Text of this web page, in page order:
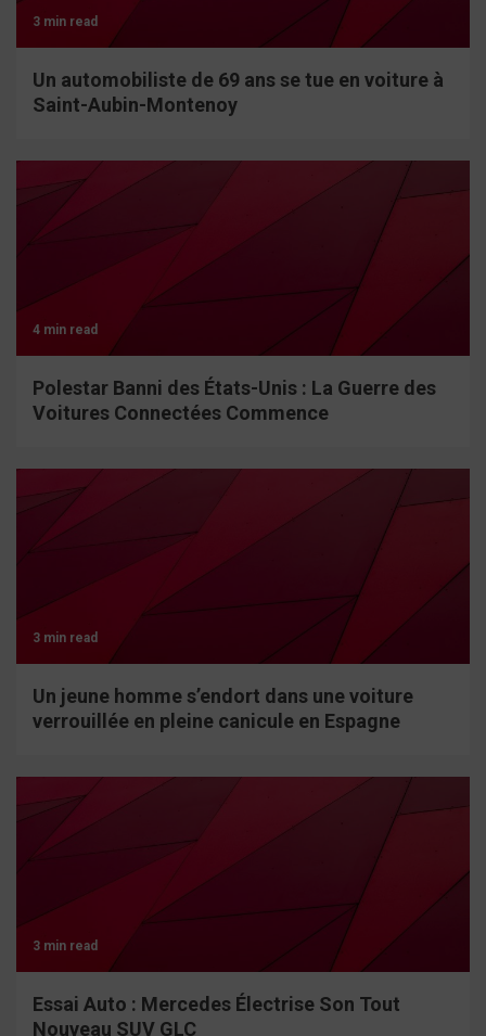
3 min read
Un automobiliste de 69 ans se tue en voiture à
Saint-Aubin-Montenoy
4 min read
Polestar Banni des États-Unis : La Guerre des
Voitures Connectées Commence
3 min read
Un jeune homme s’endort dans une voiture
verrouillée en pleine canicule en Espagne
3 min read
Essai Auto : Mercedes Électrise Son Tout
Nouveau SUV GLC